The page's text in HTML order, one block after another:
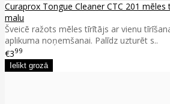
Curaprox Tongue Cleaner CTC 201
malu
Šveicē ražots mēles tīrītājs ar vienu
aplikuma noņemšanai. Palīdz uzturēt s..
€399